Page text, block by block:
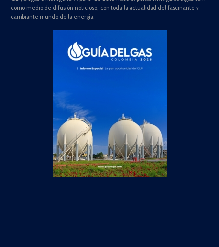
como medio de difusión noticioso, con toda la actualidad del fascinante y
cambiante mundo de la energía.